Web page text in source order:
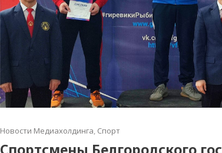
Новости Медиахолдинга, Спорт